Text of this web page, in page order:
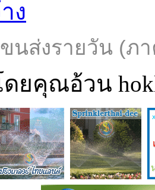
ง
ขนส่งรายวัน (ภ
ยคุณอ้วน